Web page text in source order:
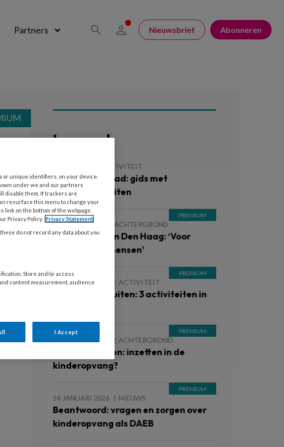
Partners Nieuwsbrief Abonneren
Lees ook
ACTIVITEIT
Gratis download: gids met
zomeractiviteiten
27 MAART 2026 ACHTERGROND
Bso Ferguson in Den Haag: ‘Voor
echte buitenmensen’
29 JANUARI 2026 ACTIVITEIT
Lekker naar buiten: 3 activiteiten in
21 JANUARI 2026 ACHTERGROND
Bewegend leren: inzetten in de
kinderopvang?
14 JANUARI 2026 NIEUWS
Beantwoord: vragen en zorgen over
kinderopvang als DAEB
or unique identifiers, on your device.
under we and our partners
disable them. If trackers are
resurface this menu to change your
on the bottom of the webpage.
Privacy Policy. Privacy Statement
do not record any data about you
Store and/or access
content measurement, audience
I Accept